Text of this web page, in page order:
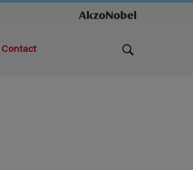
Contact